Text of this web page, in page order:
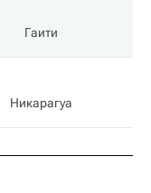
Гаити
Никарагуа